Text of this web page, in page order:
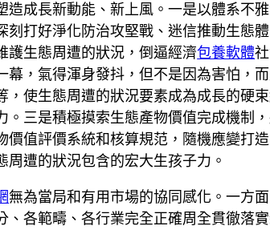
造成長新動能、新上風。一是以體系不
刻打好淨化防治攻堅戰、迷信推動生態
護生態周遭的狀況，倒逼經濟包養軟體
幕，氣得渾身發抖，但不是因為害怕，
，使生態周遭的狀況要素成為成長的硬
。三是積極摸索生態產物價值完成機制
價值評價系統和核算規范，隨機應變打
周遭的狀況包含的宏大生孩子力。
無為當局和有用市場的協同感化。一方
、各範疇、各行業完全正確周全貫徹落